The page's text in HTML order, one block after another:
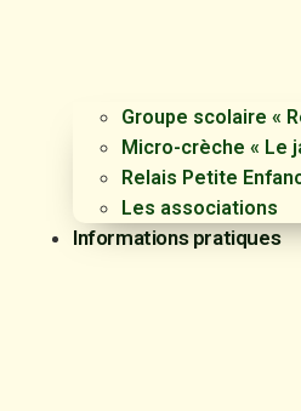
Groupe scolaire «
Micro-crèche « Le
Relais Petite
Les associations
Informations pratiques